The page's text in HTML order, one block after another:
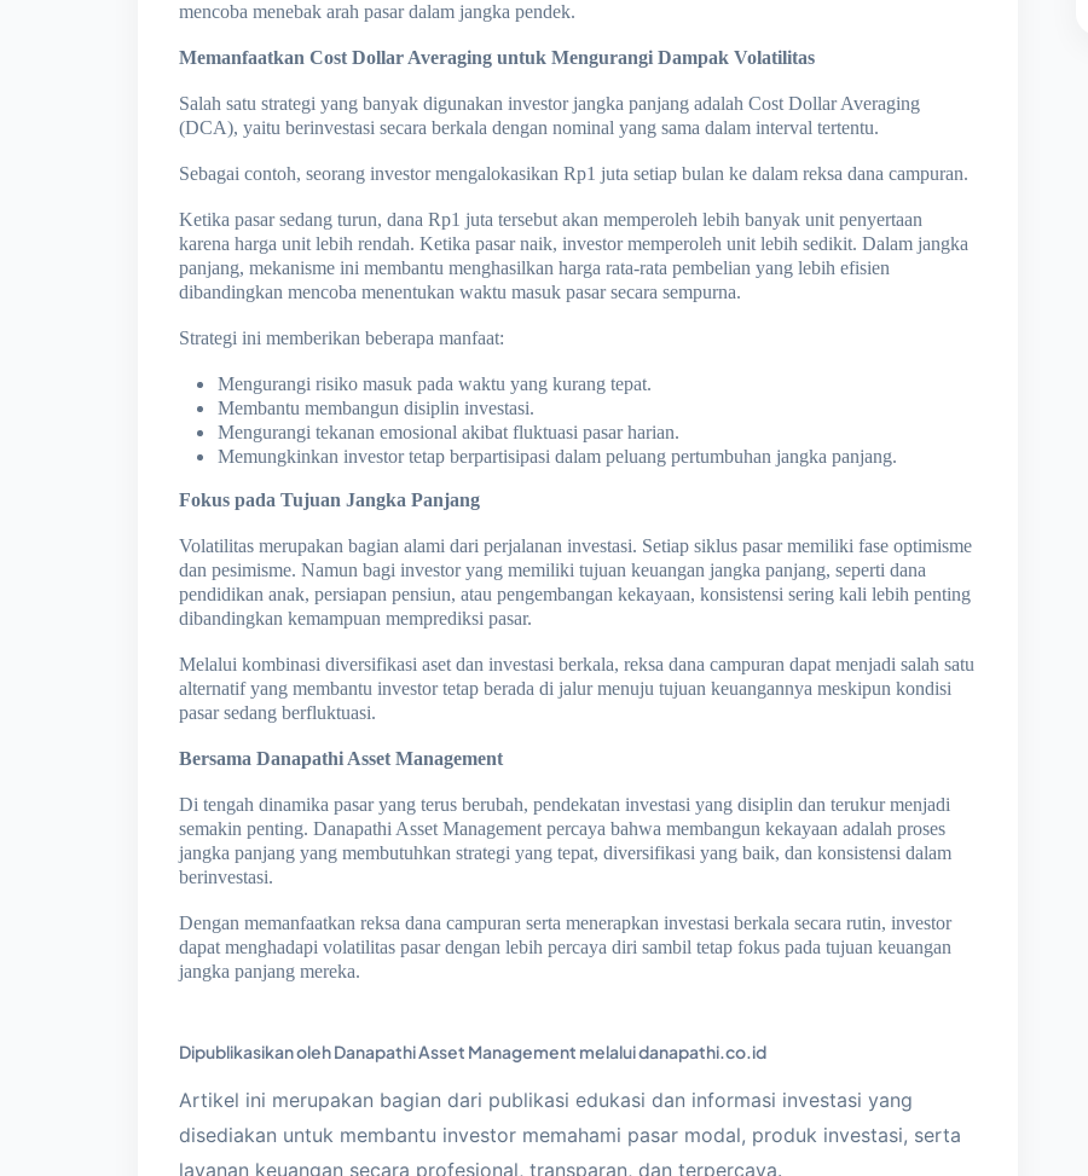
mencoba menebak arah pasar dalam jangka pendek.
Memanfaatkan Cost Dollar Averaging untuk Mengurangi Dampak Volatilitas
Salah satu strategi yang banyak digunakan investor jangka panjang adalah Cost Dollar Averaging
(DCA), yaitu berinvestasi secara berkala dengan nominal yang sama dalam interval tertentu.
Sebagai contoh, seorang investor mengalokasikan Rp1 juta setiap bulan ke dalam reksa dana campuran.
Ketika pasar sedang turun, dana Rp1 juta tersebut akan memperoleh lebih banyak unit penyertaan
karena harga unit lebih rendah. Ketika pasar naik, investor memperoleh unit lebih sedikit. Dalam jangka
panjang, mekanisme ini membantu menghasilkan harga rata-rata pembelian yang lebih efisien
dibandingkan mencoba menentukan waktu masuk pasar secara sempurna.
Strategi ini memberikan beberapa manfaat:
Mengurangi risiko masuk pada waktu yang kurang tepat.
Membantu membangun disiplin investasi.
Mengurangi tekanan emosional akibat fluktuasi pasar harian.
Memungkinkan investor tetap berpartisipasi dalam peluang pertumbuhan jangka panjang.
Fokus pada Tujuan Jangka Panjang
Volatilitas merupakan bagian alami dari perjalanan investasi. Setiap siklus pasar memiliki fase optimisme
dan pesimisme. Namun bagi investor yang memiliki tujuan keuangan jangka panjang, seperti dana
pendidikan anak, persiapan pensiun, atau pengembangan kekayaan, konsistensi sering kali lebih penting
dibandingkan kemampuan memprediksi pasar.
Melalui kombinasi diversifikasi aset dan investasi berkala, reksa dana campuran dapat menjadi salah satu
alternatif yang membantu investor tetap berada di jalur menuju tujuan keuangannya meskipun kondisi
pasar sedang berfluktuasi.
Bersama Danapathi Asset Management
Di tengah dinamika pasar yang terus berubah, pendekatan investasi yang disiplin dan terukur menjadi
semakin penting. Danapathi Asset Management percaya bahwa membangun kekayaan adalah proses
jangka panjang yang membutuhkan strategi yang tepat, diversifikasi yang baik, dan konsistensi dalam
berinvestasi.
Dengan memanfaatkan reksa dana campuran serta menerapkan investasi berkala secara rutin, investor
dapat menghadapi volatilitas pasar dengan lebih percaya diri sambil tetap fokus pada tujuan keuangan
jangka panjang mereka.
Dipublikasikan oleh Danapathi Asset Management melalui danapathi.co.id
Artikel ini merupakan bagian dari publikasi edukasi dan informasi investasi yang
disediakan untuk membantu investor memahami pasar modal, produk investasi, serta
layanan keuangan secara profesional, transparan, dan terpercaya.